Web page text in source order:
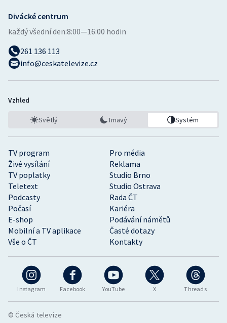
Instagram Facebook YouTube X Threads
TV program
Pro média
Živé vysílání
Reklama
TV poplatky
Studio Brno
Teletext
Studio Ostrava
Podcasty
Rada ČT
Počasí
Kariéra
E-shop
Podávání námětů
Mobilní a TV aplikace
Časté dotazy
Vše o ČT
Kontakty
Divácké centrum
každý všední den:8:00—16:00 hodin
261 136 113
info@ceskatelevize.cz
Vzhled
Světlý Tmavý Systém
© Česká televize